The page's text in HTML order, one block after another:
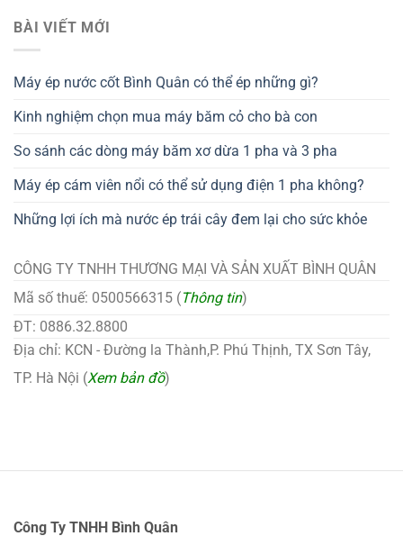
BÀI VIẾT MỚI
Máy ép nước cốt Bình Quân có thể ép những gì?
Kinh nghiệm chọn mua máy băm cỏ cho bà con
So sánh các dòng máy băm xơ dừa 1 pha và 3 pha
Máy ép cám viên nổi có thể sử dụng điện 1 pha không?
Những lợi ích mà nước ép trái cây đem lại cho sức khỏe
CÔNG TY TNHH THƯƠNG MẠI VÀ SẢN XUẤT BÌNH QUÂN
Mã số thuế: 0500566315 (Thông tin)
ĐT: 0886.32.8800
Địa chỉ: KCN - Đường la Thành,P. Phú Thịnh, TX Sơn Tây,
TP. Hà Nội (Xem bản đồ)
Công Ty TNHH Bình Quân